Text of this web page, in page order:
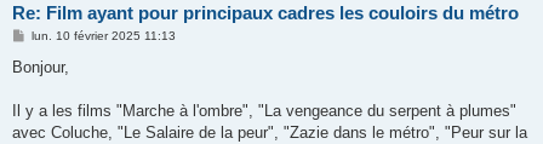
Re: Film ayant pour principaux cadres les couloirs du métro
M
s
g
e
lun. 10 février 2025 11:13
Bonjour,
Il y a les films "Marche à l'ombre", "La vengeance du serpent à plumes"
avec Coluche, "Le Salaire de la peur", "Zazie dans le métro", "Peur sur la